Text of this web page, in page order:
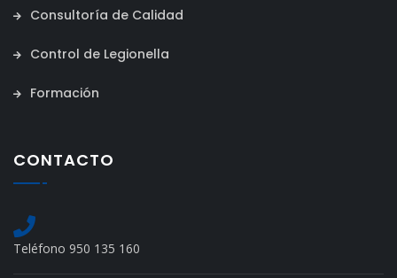
Consultoría de Calidad
Control de Legionella
Formación
CONTACTO
Teléfono 950 135 160